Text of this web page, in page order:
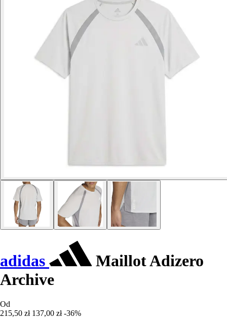
adidas
Maillot Adizero
Archive
Od
215,50 zł 137,00 zł -36%